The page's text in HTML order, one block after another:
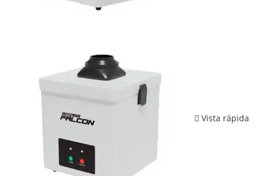
Vista rápida